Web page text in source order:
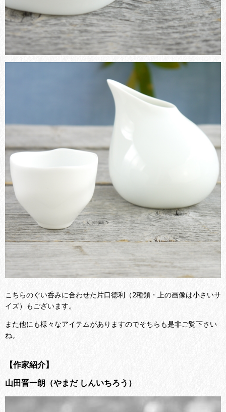
こちらのぐい呑みに合わせた片口徳利（2種類・上の画像は小さいサ
イズ）もございます。
また他にも様々なアイテムがありますのでそちらも是非ご覧下さい
ね。
【作家紹介】
山田晋一朗（やまだ しんいちろう）